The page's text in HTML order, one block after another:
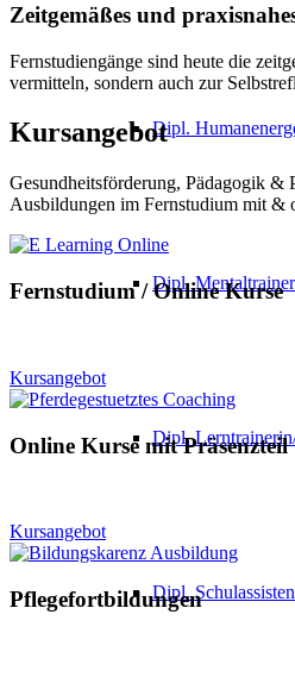
Dipl.
Dipl.
Dipl.
Dipl.
Zeitgemäßes und
Fernstudiengänge sind heute die
vermitteln, sondern auch zur
Kursangebot
Gesundheitsförderung, Pädagogik &
Ausbildungen im Fernstudium mit &
Fernstudium / Online Kurse
Kursangebot
Online Kurse mit Präsenzteil
Kursangebot
Pflegefortbildungen